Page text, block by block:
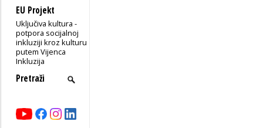
EU Projekt
Uključiva kultura -
potpora socijalnoj
inkluziji kroz kulturu
putem Vijenca
Inkluzija